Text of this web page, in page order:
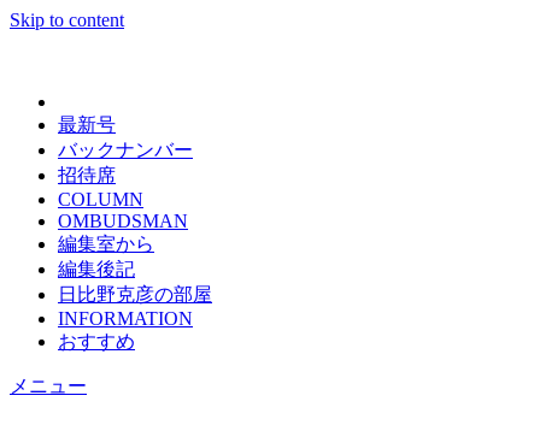
Skip to content
最新号
バックナンバー
招待席
COLUMN
OMBUDSMAN
編集室から
編集後記
日比野克彦の部屋
INFORMATION
おすすめ
メニュー